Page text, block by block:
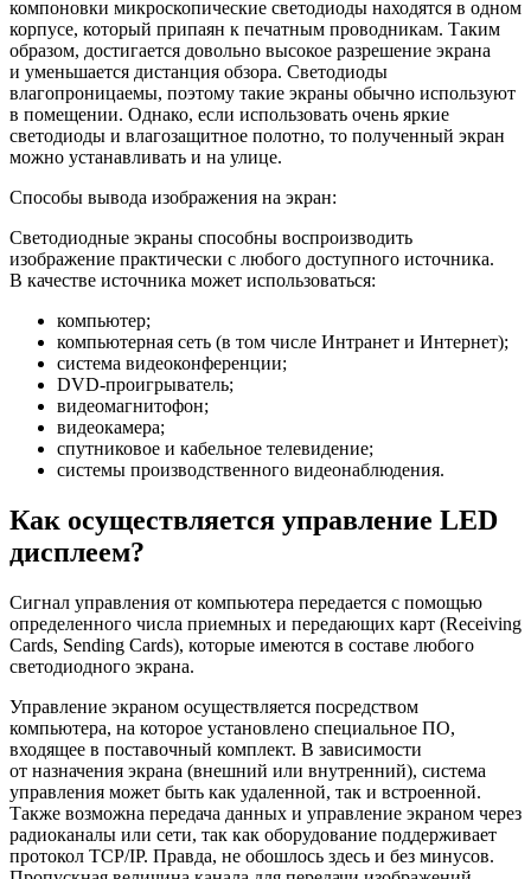
компоновки микроскопические светодиоды находятся в одном
корпусе, который припаян к печатным проводникам. Таким
образом, достигается довольно высокое разрешение экрана
и уменьшается дистанция обзора. Светодиоды
влагопроницаемы, поэтому такие экраны обычно используют
в помещении. Однако, если использовать очень яркие
светодиоды и влагозащитное полотно, то полученный экран
можно устанавливать и на улице.
Способы вывода изображения на экран:
Светодиодные экраны способны воспроизводить
изображение практически с любого доступного источника.
В качестве источника может использоваться:
компьютер;
компьютерная сеть (в том числе Интранет и Интернет);
система видеоконференции;
DVD-проигрыватель;
видеомагнитофон;
видеокамера;
спутниковое и кабельное телевидение;
системы производственного видеонаблюдения.
Как осуществляется управление LED
дисплеем?
Сигнал управления от компьютера передается с помощью
определенного числа приемных и передающих карт (Receiving
Cards, Sending Cards), которые имеются в составе любого
светодиодного экрана.
Управление экраном осуществляется посредством
компьютера, на которое установлено специальное ПО,
входящее в поставочный комплект. В зависимости
от назначения экрана (внешний или внутренний), система
управления может быть как удаленной, так и встроенной.
Также возможна передача данных и управление экраном через
радиоканалы или сети, так как оборудование поддерживает
протокол TCP/IP. Правда, не обошлось здесь и без минусов.